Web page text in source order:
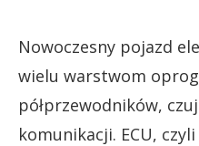
Nowoczesny pojazd
wielu warstwom
półprzewodników,
komunikacji. ECU,